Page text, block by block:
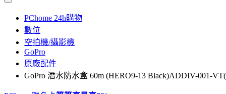
PChome 24h購物
數位
空拍機/攝影機
GoPro
原廠配件
GoPro 潛水防水盒 60m (HERO9-13 Black)ADDIV-001-